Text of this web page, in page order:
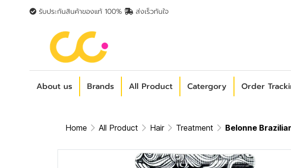
รับประกันสินค้าของแท้ 100% ส่งเร็วทันใจ
About us Brands All Product Catergory Order
Home All Product Hair Treatment Belonne